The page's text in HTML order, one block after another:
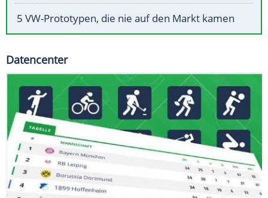
5 VW-Prototypen, die nie auf den Markt kamen
Datencenter